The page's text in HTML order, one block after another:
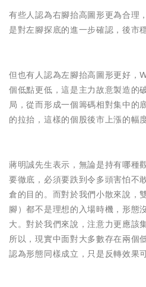
有些人認為右腳抬高圖形更為合理
是對左腳探底的進一步確認，後市
但也有人認為左腳抬高圖形更好，
個低點更低，這是主力故意製造的
局，從而形成一個籌碼相對集中的
的拉抬，這樣的個股後市上漲的幅
蔣明誠先生表示，無論是持有哪種
要徹底，必須要跌到令多頭害怕不
倉的目的。而對於我們小散來說，
腳）都不是理想的入場時機，形態
大。對於我們來說，注意力更應該
所以，現實中面對大多數存在兩個
認為形態同樣成立，只是反轉效果